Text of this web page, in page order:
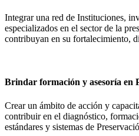
Integrar una red de Instituciones,
especializados en el sector de la
contribuyan en su fortalecimiento,
Brindar formación y asesoría en
Crear un ámbito de acción y
contribuir en el diagnóstico,
estándares y sistemas de